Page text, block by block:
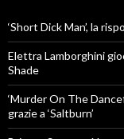
‘Short Dick Man’, la
Elettra Lamborghini
Shade
‘Murder On The
grazie a ‘Saltburn’